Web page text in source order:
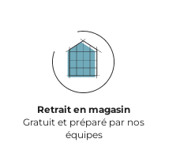
Retrait en magasin
Gratuit et préparé par nos
équipes